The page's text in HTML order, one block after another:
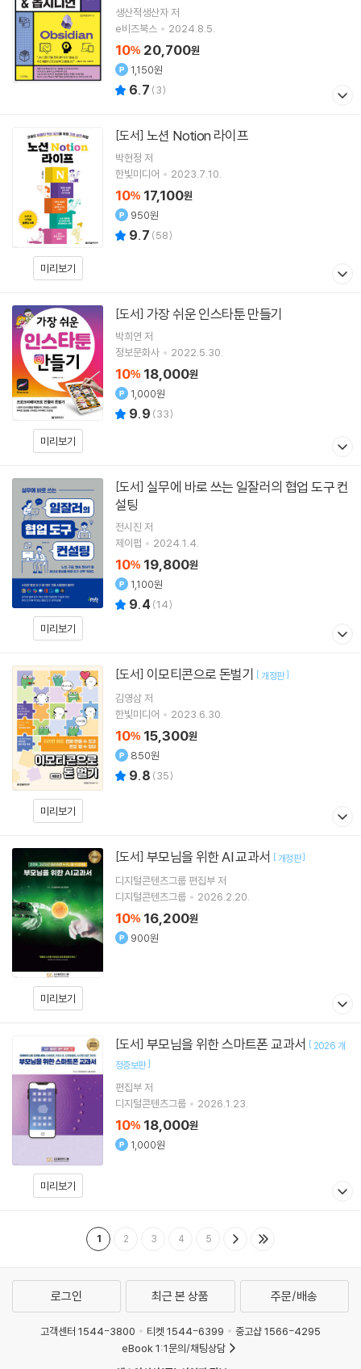
생산적생산자저
e비즈북스
2024.8.5.
10% 20,700원
1,150원
6.7 (3)
미리보기
[도서] 노션 Notion 라이프
박현정 저
한빛미디어
2023.7.10.
10% 17,100원
950원
9.7 (58)
미리보기
[도서] 가장 쉬운 인스타툰 만들기
박희연 저
정보문화사
2022.5.30.
10% 18,000원
1,000원
9.9 (33)
미리보기
[도서]
설팅
전시진 저
제이펍
2024.1.4.
10% 19,800원
1,100원
9.4 (14)
미리보기
[도서] 이모티콘으로 돈벌기 [개정판]
김영삼저
한빛미디어
2023.6.30.
10% 15,300원
850원
9.8 (35)
미리보기
[도서] 부모님을 위한 AI 교과서 [개정판]
디지털콘텐츠그룹 편집부저
디지털콘텐츠그룹
2026.2.20.
10% 16,200원
900원
미리보기
[도서] 부모님을 위한 스마트폰 교과서 [ 2026 개
정증보판]
편집부 저
디지털콘텐츠그룹
2026.1.23.
10% 18,000원
1,000원
1 2 3 4 5
로그인 최근 본 상품 주문/배송
고객센터 1544-3800 티켓 1544-6399
중고샵 1566-4295
eBook 1:1문의/채팅상담